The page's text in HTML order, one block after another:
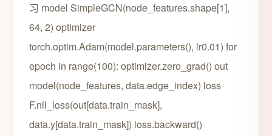
习 model SimpleGCN(node_features.shape[1],
64, 2) optimizer
torch.optim.Adam(model.parameters(), lr0.01) for
epoch in range(100): optimizer.zero_grad() out
model(node_features, data.edge_index) loss
F.nll_loss(out[data.train_mask],
data.y[data.train_mask]) loss.backward()